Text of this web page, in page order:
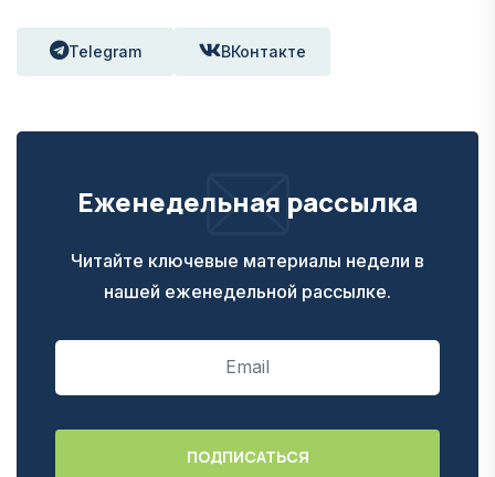
Telegram ВКонтакте
Еженедельная рассылка
Читайте ключевые материалы недели в
нашей еженедельной рассылке.